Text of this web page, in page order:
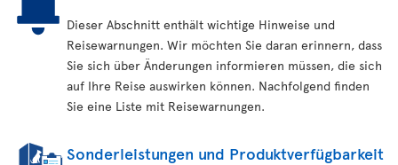
Dieser Abschnitt enthält wichtige Hinweise und
Reisewarnungen. Wir möchten Sie daran erinnern, dass
Sie sich über Änderungen informieren müssen, die sich
auf Ihre Reise auswirken können. Nachfolgend finden
Sie eine Liste mit Reisewarnungen.
Sonderleistungen und Produktverfügbarkeit